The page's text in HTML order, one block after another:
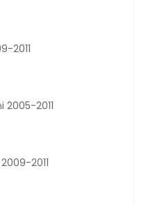
2011
2005-2011
2011